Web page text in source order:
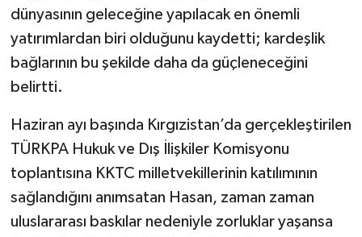
dünyasının geleceğine yapılacak en önemli
yatırımlardan biri olduğunu kaydetti; kardeşlik
bağlarının bu şekilde daha da güçleneceğini
belirtti.
Haziran ayı başında Kırgızistan’da gerçekleştirilen
TÜRKPA Hukuk ve Dış İlişkiler Komisyonu
toplantısına KKTC milletvekillerinin katılımının
sağlandığını anımsatan Hasan, zaman zaman
uluslararası baskılar nedeniyle zorluklar yaşansa